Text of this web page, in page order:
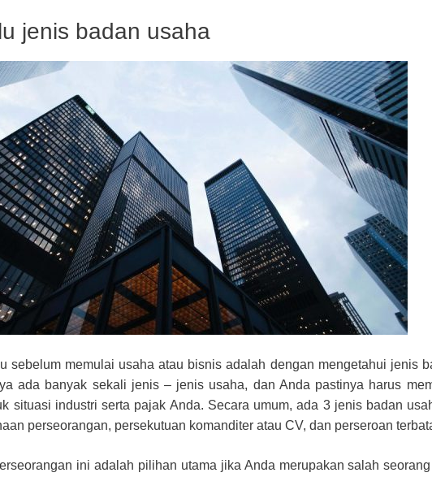
jenis badan usaha
sebelum memulai usaha atau bisnis adalah dengan mengetahui jenis
ada banyak sekali jenis – jenis usaha, dan Anda pastinya harus
situasi industri serta pajak Anda. Secara umum, ada 3 jenis badan
perseorangan, persekutuan komanditer atau CV, dan perseroan
ini adalah pilihan utama jika Anda merupakan salah seorang